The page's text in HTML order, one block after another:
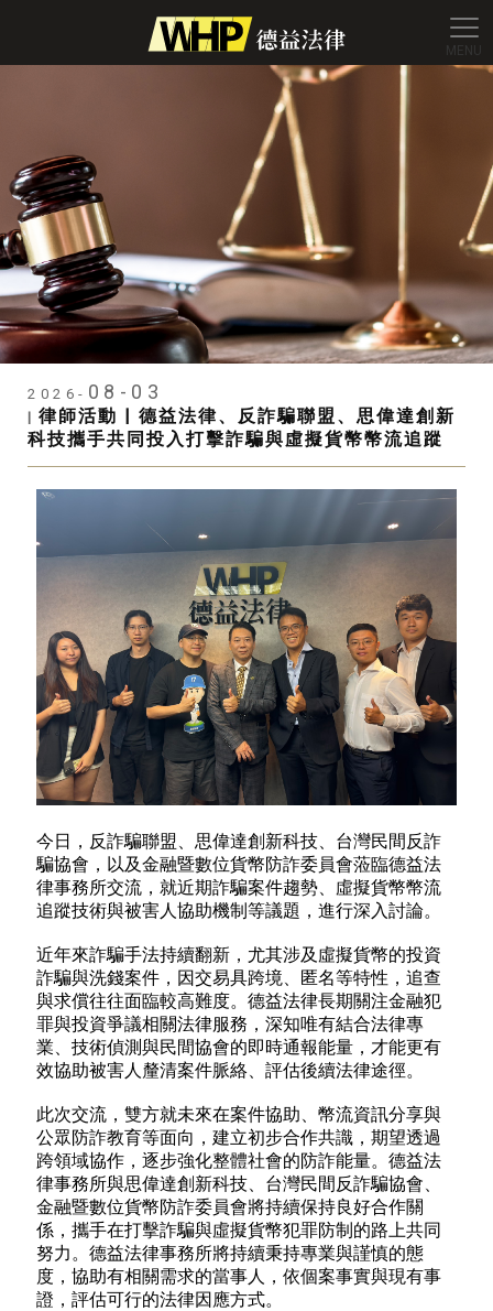
德益
2026- 08-03
| 律師活動 | 德益法律、反詐騙聯盟、思偉達創新
科技攜手共同投入打擊詐騙與虛擬貨幣幣流追蹤
今日，反詐騙聯盟、思偉達創新科技、台灣民間反詐
騙協會，以及金融暨數位貨幣防詐委員會蒞臨德益法
律事務所交流，就近期詐騙案件趨勢、虛擬貨幣幣流
追蹤技術與被害人協助機制等議題，進行深入討論。
近年來詐騙手法持續翻新，尤其涉及虛擬貨幣的投資
詐騙與洗錢案件，因交易具跨境、匿名等特性，追查
與求償往往面臨較高難度。德益法律長期關注金融犯
罪與投資爭議相關法律服務，深知唯有結合法律專
業、技術偵測與民間協會的即時通報能量，才能更有
效協助被害人釐清案件脈絡、評估後續法律途徑。
此次交流，雙方就未來在案件協助、幣流資訊分享與
公眾防詐教育等面向，建立初步合作共識，期望透過
跨領域協作，逐步強化整體社會的防詐能量。德益法
律事務所與思偉達創新科技、台灣民間反詐騙協會、
金融暨數位貨幣防詐委員會將持續保持良好合作關
係，攜手在打擊詐騙與虛擬貨幣犯罪防制的路上共同
努力。德益法律事務所將持續秉持專業與謹慎的態
度，協助有相關需求的當事人，依個案事實與現有事
證，評估可行的法律因應方式。